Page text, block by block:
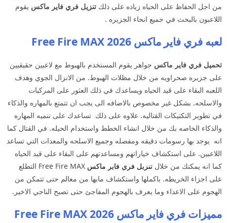
من اجل الحفاظ على الحياه زياده على ذلك تنزيل فري فاير ماكس يقوم
اللاعبون بالبحث في جميع انحاء الجزيره .
لعبه فري فاير ماكس 2026 Free Fire MAX
تحميل فري فاير ماكس جواهر يقوم المستخدم بالهبوط مع لاعبين حقيقيين
على جزيره صحراويه من خلال مظلات الهبوط. من الانزال الجوي وهدف
اللعبه البقاء على قيد الحياه ويساعدك في ذلك العثور على المركبات
والاسلحه. بشكل غير مخصوص بالاضافه الى يجب ان تتمتع بالمهاره والذكاء
في تطوير التكتيكات القتاليه. علاوه على ذلك تساعدك على تنميه المهاره
والذكاء الخاصه بك من خلال انشاء الخطط واستخدام الحيله. في القتال كما
انه يوجد بها رسومات دقيقه ومفصله وجميع الاسلحه والمعدات التي تساعد
اللاعبين. على استكشاف خياراتهم ومساعدتهم على البقاء على قيد الحياه
كما انه يمكنك من خلال تنزيل فري فاير ماكس
Free Fire MAX التطلع
على اجزاء الخريطه. باكملها واستكشاف مابها من معالم حتى تتمكن من
الهجوم على الاعداء وما يعرف بالهجوم المفاجئ حتى تصبح الناجي الاخير.
مميزات فري فاير ماكس 2026 Free Fire MAX